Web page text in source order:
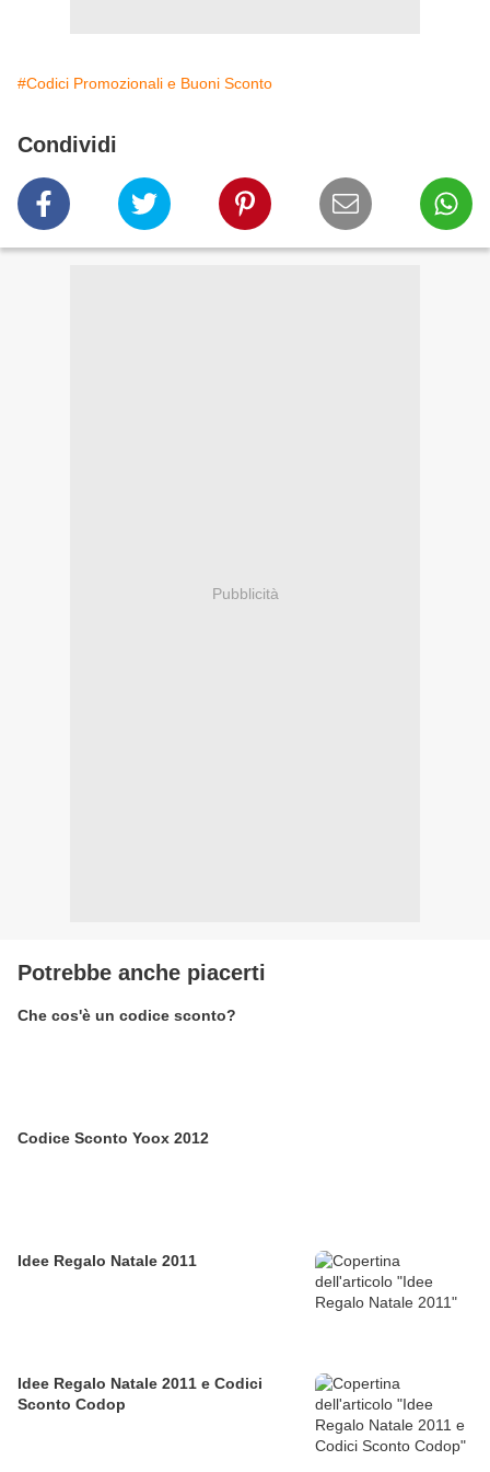
#Codici Promozionali e Buoni Sconto
Condividi
Pubblicità
Potrebbe anche piacerti
Che cos'è un codice sconto?
Codice Sconto Yoox 2012
Idee Regalo Natale 2011
Idee Regalo Natale 2011 e Codici
Sconto Codop